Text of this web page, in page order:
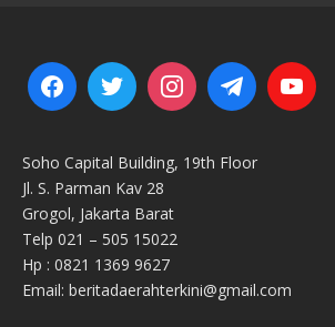
Soho Capital Building, 19th Floor
Jl. S. Parman Kav 28
Grogol, Jakarta Barat
Telp 021 – 505 15022
Hp : 0821 1369 9627
Email: beritadaerahterkini@gmail.com